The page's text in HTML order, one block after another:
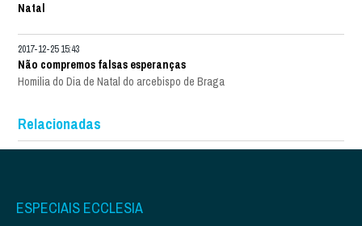
Natal
2017-12-25 15:43
Não compremos falsas esperanças
Homilia do Dia de Natal do arcebispo de Braga
Relacionadas
ESPECIAIS ECCLESIA